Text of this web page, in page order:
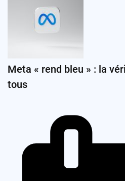
Meta « rend bleu » : la
tous